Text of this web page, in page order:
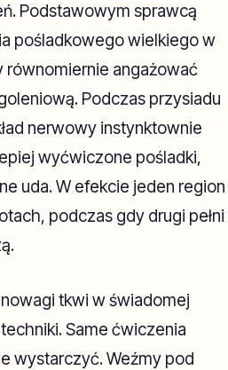
Podstawowym sprawcą
pośladkowego wielkiego w
równomiernie angażować
Podczas przysiadu
nerwowy instynktownie
wyćwiczone pośladki,
uda. W efekcie jeden region
podczas gdy drugi pełni
tkwi w świadomej
Same ćwiczenia
wystarczyć. Weźmy pod